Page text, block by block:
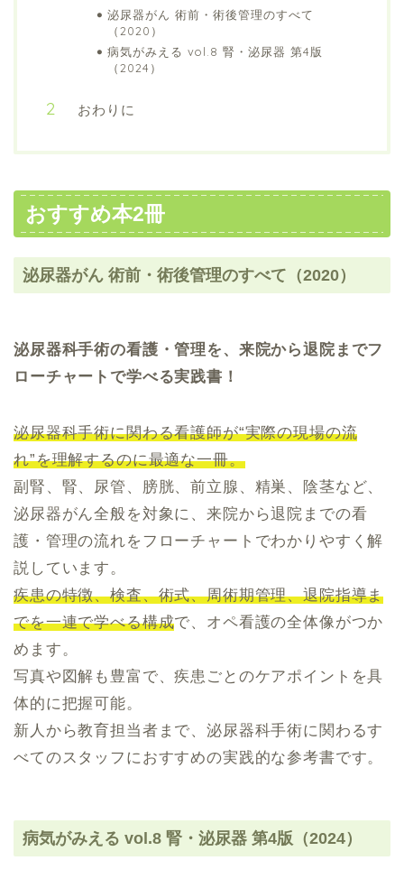
泌尿器がん 術前・術後管理のすべて
（2020）
病気がみえる vol.8 腎・泌尿器 第4版
（2024）
おわりに
おすすめ本2冊
泌尿器がん 術前・術後管理のすべて（2020）
泌尿器科手術の看護・管理を、来院から退院までフ
ローチャートで学べる実践書！
泌尿器科手術に関わる看護師が“実際の現場の流
れ”を理解するのに最適な一冊。
副腎、腎、尿管、膀胱、前立腺、精巣、陰茎など、
泌尿器がん全般を対象に、来院から退院までの看
護・管理の流れをフローチャートでわかりやすく解
説しています。
疾患の特徴、検査、術式、周術期管理、退院指導ま
でを一連で学べる構成で、オペ看護の全体像がつか
めます。
写真や図解も豊富で、疾患ごとのケアポイントを具
体的に把握可能。
新人から教育担当者まで、泌尿器科手術に関わるす
べてのスタッフにおすすめの実践的な参考書です。
病気がみえる vol.8 腎・泌尿器 第4版（2024）